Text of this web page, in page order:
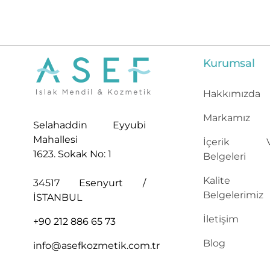
Selahaddin Eyyubi
Mahallesi
1623. Sokak No: 1
34517 Esenyurt /
İSTANBUL
+90 212 886 65 73
info@asefkozmetik.com.tr
Kurumsal
Hakkımızda
Markamız
İçerik
Belgeleri
Kalite
Belgelerimiz
İletişim
Blog